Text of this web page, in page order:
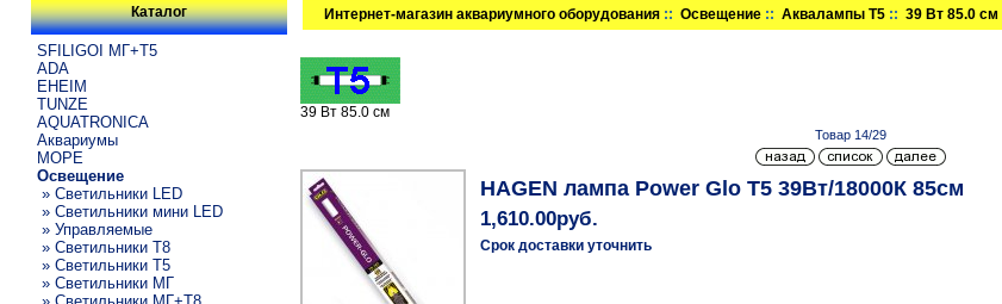
Каталог
SFILIGOI МГ+Т5
ADA
EHEIM
TUNZE
AQUATRONICA
Аквариумы
МОРЕ
Освещение
» Светильники LED
» Светильники мини LED
» Управляемые
» Светильники T8
» Светильники T5
» Светильники МГ
Интернет-магазин аквариумного оборудования ::Освещение ::Аквалампы T5 ::39 Вт 85.0 см
39 Вт 85.0 см
Товар 14/29
HAGEN лампа Power Glo Т5 39Вт/18000К 85см
1,610.00руб.
Срок доставки уточнить